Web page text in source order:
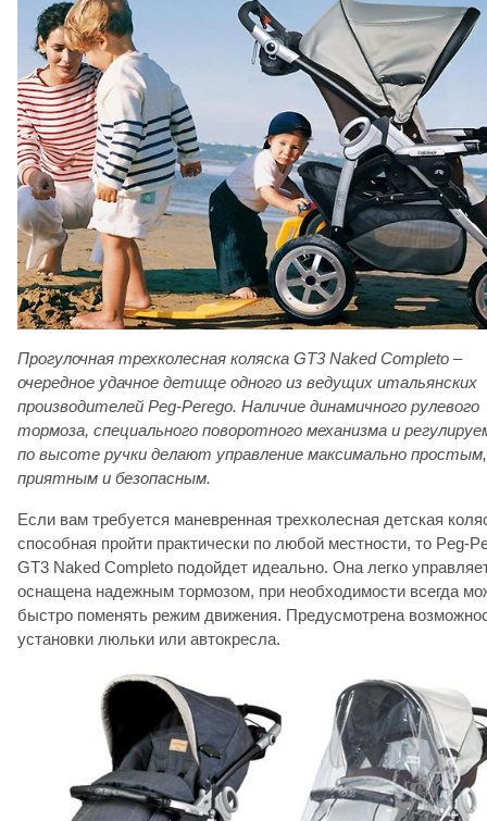
Прогулочная трехколесная коляска GT3 Naked Completo –
очередное удачное детище одного из ведущих итальянских
производителей Peg-Perego. Наличие динамичного рулевого
тормоза, специального поворотного механизма и
по высоте ручки делают управление максимально простым,
приятным и безопасным.
Если вам требуется маневренная трехколесная детская
способная пройти практически по любой местности, то Peg-
GT3 Naked Completo подойдет идеально. Она легко
оснащена надежным тормозом, при необходимости всегда
быстро поменять режим движения. Предусмотрена
установки люльки или автокресла.